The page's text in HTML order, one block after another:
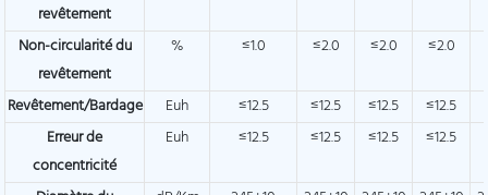
revêtement
Non-circularité du
revêtement
% ≤1.0 ≤2.0 ≤2.0 ≤2.0
Revêtement/Bardage Euh ≤12.5 ≤12.5 ≤12.5 ≤12.5
Erreur de
concentricité
Euh ≤12.5 ≤12.5 ≤12.5 ≤12.5